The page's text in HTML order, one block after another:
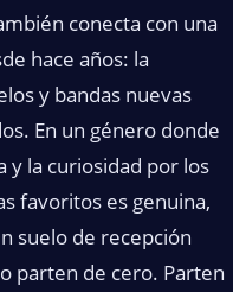
conecta con una
hace años: la
y bandas nuevas
En un género donde
y la curiosidad por los
favoritos es genuina,
suelo de recepción
parten de cero. Parten